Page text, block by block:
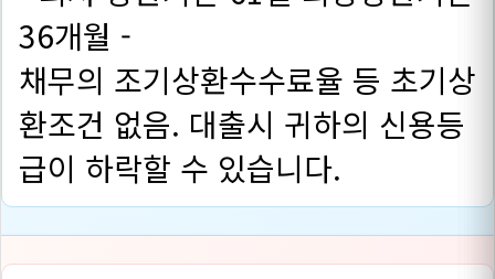
36개월 -
채무의 조기상환수수료율 등 초기상
환조건 없음. 대출시 귀하의 신용등
급이 하락할 수 있습니다.